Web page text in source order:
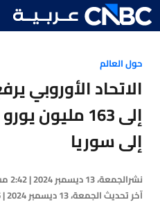
حول العالم
الاتحاد الأوروبي
إلى 163
إلى سوريا
نشرالجمعة، 13 ديسمبر 2024 | 2:42 مساءً
آخر تحديثالجمعة، 13 ديسمبر 2024 | 2:55 مساءً